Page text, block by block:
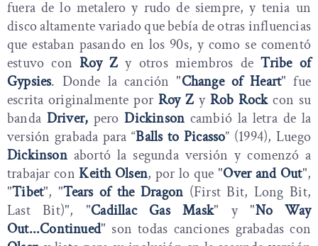
fuera de lo metalero y rudo de siempre, y tenia un
disco altamente variado que bebía de otras influencias
que estaban pasando en los 90s, y como se comentó
estuvo conRoy Zy otros miembros deTribe of
Gypsies. Donde la canción "Change of Heart" fue
escrita originalmente por Roy Zy Rob Rockcon su
banda Driver, peroDickinson cambió la letra de la
versión grabada para “Balls to Picasso” (1994), Luego
Dickinson abortó la segunda versión y comenzó a
trabajar conKeith Olsen, por lo que "Over and Out",
"Tibet", "Tears of the Dragon (First Bit, Long Bit,
Last Bit)", "Cadillac Gas Mask" y "No Way
Out...Continued" son todas canciones grabadas con